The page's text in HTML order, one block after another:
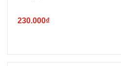
230.000₫